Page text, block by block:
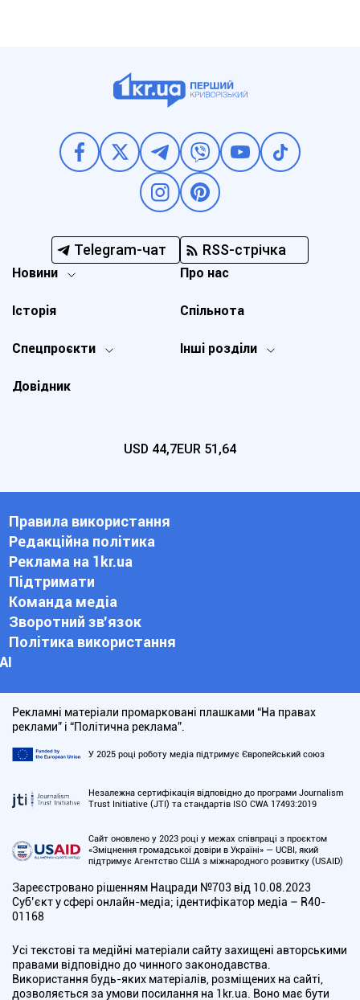
Telegram-чат RSS-стрічка
Новини
Спецпроєкти Інші розділи
Історія
Про нас
Довідник
Спільнота
USD 44,7EUR 51,64
Правила використання
Редакційна політика
Реклама на 1kr.ua
Підтримати
Команда медіа
Зворотний зв'язок
Політика використання
АІ
Рекламні матеріали промарковані плашками “На правах
реклами” і “Політична реклама”.
У 2025 році роботу медіа підтримує Європейський союз
Незалежна сертифікація відповідно до програми Journalism
Trust Initiative (JTI) та стандартів ISO CWA 17493:2019
Сайт оновлено у 2023 році у межах співпраці з проєктом
«Зміцнення громадської довіри в Україні» — UCBI, який
підтримує Агентство США з міжнародного розвитку (USAID)
Зареєстровано рішенням Нацради №703 від 10.08.2023
Cуб’єкт у сфері онлайн-медіа; ідентифікатор медіа – R40-
01168
Усі текстові та медійні матеріали сайту захищені авторськими
правами відповідно до чинного законодавства.
Використання будь-яких матеріалів, розміщених на сайті,
дозволяється за умови посилання на 1kr.ua. Воно має бути